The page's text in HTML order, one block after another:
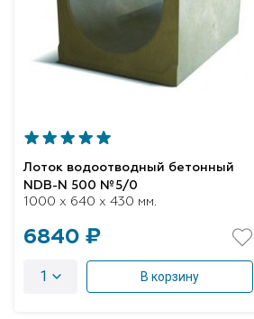
Лоток водоотводный бетонный
NDB-N 500 №5/0
1000 x 640 x 430 мм.
6840 ₽
1 В корзину